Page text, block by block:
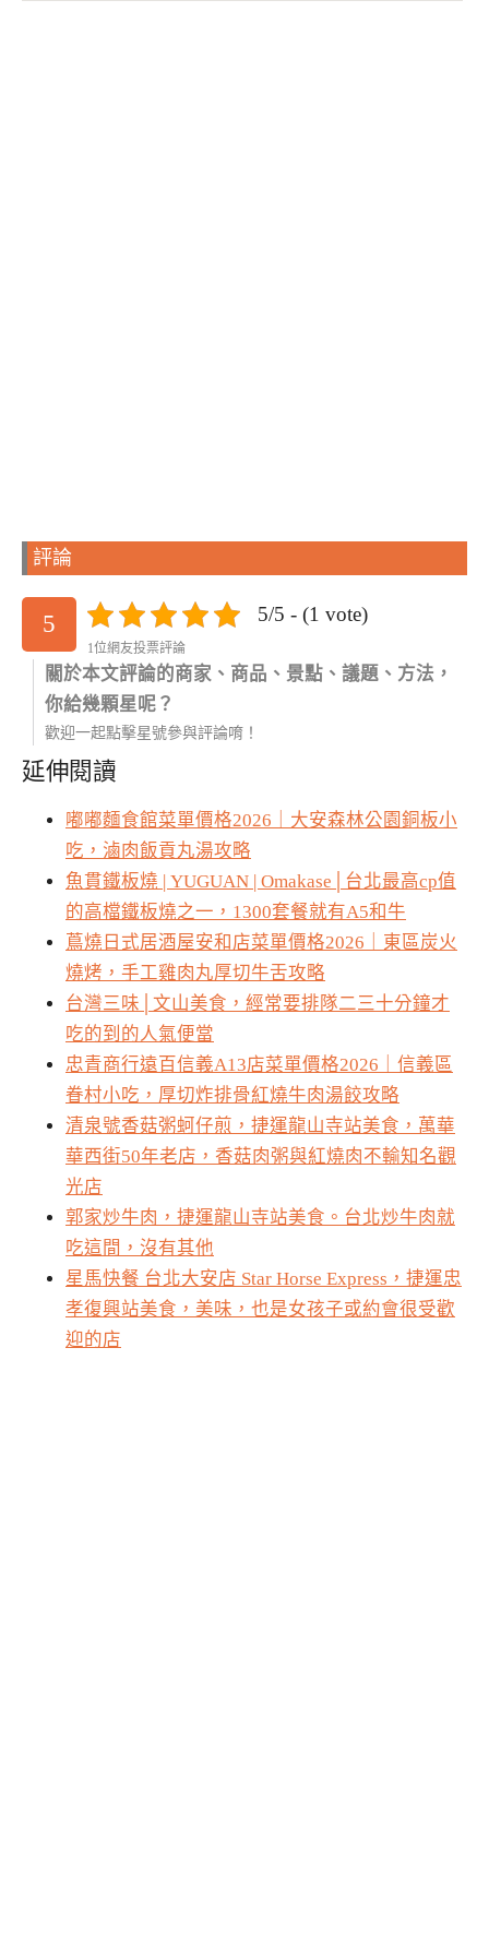
評論
5 5/5 - (1 vote)
1位網友投票評論
關於本文評論的商家、商品、景點、議題、方法，
你給幾顆星呢？
歡迎一起點擊星號參與評論唷！
延伸閱讀
嘟嘟麵食館菜單價格2026｜大安森林公園銅板小
吃，滷肉飯貢丸湯攻略
魚貫鐵板燒 | YUGUAN | Omakase│台北最高cp值
的高檔鐵板燒之一，1300套餐就有A5和牛
蔦燒日式居酒屋安和店菜單價格2026｜東區炭火
燒烤，手工雞肉丸厚切牛舌攻略
台灣三味│文山美食，經常要排隊二三十分鐘才
吃的到的人氣便當
忠青商行遠百信義A13店菜單價格2026｜信義區
眷村小吃，厚切炸排骨紅燒牛肉湯餃攻略
清泉號香菇粥蚵仔煎，捷運龍山寺站美食，萬華
華西街50年老店，香菇肉粥與紅燒肉不輸知名觀
光店
郭家炒牛肉，捷運龍山寺站美食。台北炒牛肉就
吃這間，沒有其他
星馬快餐 台北大安店 Star Horse Express，捷運忠
孝復興站美食，美味，也是女孩子或約會很受歡
迎的店